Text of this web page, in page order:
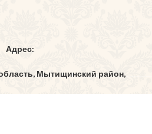
Адрес:
Мытищинский район,